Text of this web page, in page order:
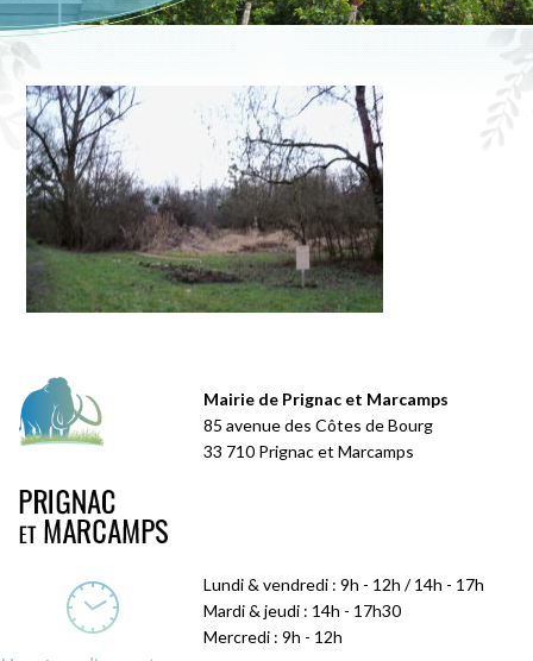
Mairie de Prignac et Marcamps
85 avenue des Côtes de Bourg
33 710 Prignac et Marcamps
Lundi & vendredi : 9h - 12h / 14h - 17h
Mardi & jeudi : 14h - 17h30
Mercredi : 9h - 12h